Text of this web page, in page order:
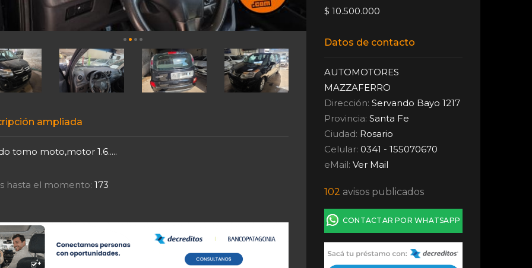
ampliada
tomo moto,motor 1.6.....
hasta el momento: 173
$ 10.500.000
Datos de contacto
AUTOMOTORES
MAZZAFERRO
Dirección: Servando Bayo 1217
Provincia:Santa Fe
Ciudad: Rosario
Celular: 0341 - 155070670
eMail:Ver Mail
102 avisos publicados
CONTACTAR POR WHATSAPP